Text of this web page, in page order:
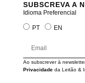
SUBSCREVA A
Idioma Preferencial
PT EN
Ao subscrever à
Privacidade da Leitão &